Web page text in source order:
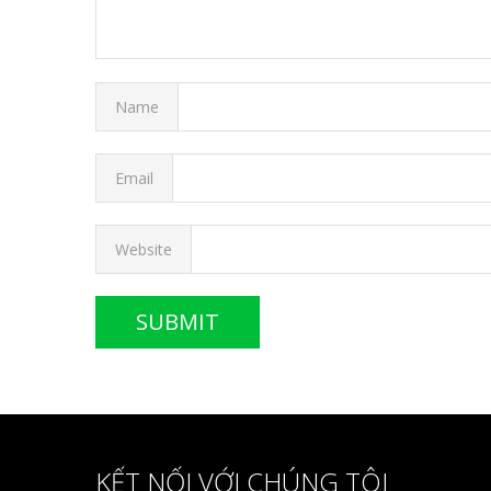
Name
Email
Website
KẾT NỐI VỚI CHÚNG TÔI